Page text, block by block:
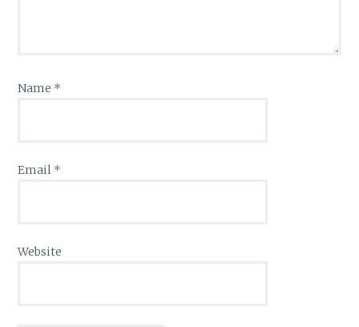
Name *
Email *
Website